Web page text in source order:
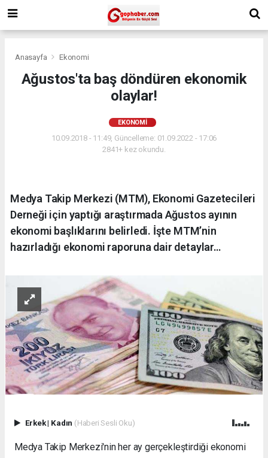
Anasayfa Ekonomi
Ağustos'ta baş döndüren ekonomik
olaylar!
EKONOMI
10.09.2018 - 11:49, Güncelleme: 01.09.2022 - 17:06
2841+ kez okundu.
Medya Takip Merkezi (MTM), Ekonomi Gazetecileri
Derneği için yaptığı araştırmada Ağustos ayının
ekonomi başlıklarını belirledi. İşte MTM’nin
hazırladığı ekonomi raporuna dair detaylar…
Erkek| Kadın (Haberi Sesli Oku)
Medya Takip Merkezi'nin her ay gerçekleştirdiği ekonomi